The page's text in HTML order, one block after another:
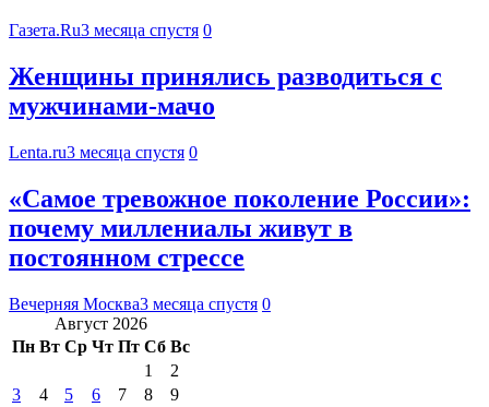
Газета.Ru3 месяца спустя 0
Женщины принялись разводиться с
мужчинами-мачо
Lenta.ru3 месяца спустя 0
«Самое тревожное поколение России»:
почему миллениалы живут в
постоянном стрессе
Вечерняя Москва3 месяца спустя 0
Август 2026
Пн Вт Ср Чт Пт Сб Вс
1
2
3
4 5 6 7 8
9